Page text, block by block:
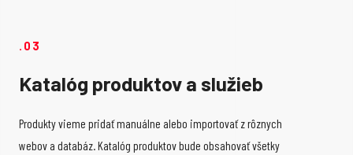
.03
Katalóg produktov a služieb
Produkty vieme pridať manuálne alebo importovať z rôznych
webov a databáz. Katalóg produktov bude obsahovať všetky